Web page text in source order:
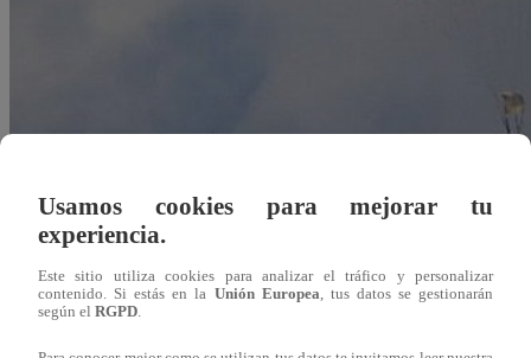
Usamos cookies para mejorar tu
experiencia.
Este sitio utiliza cookies para analizar el tráfico y personalizar
contenido. Si estás en la Unión Europea, tus datos se gestionarán
según el RGPD.